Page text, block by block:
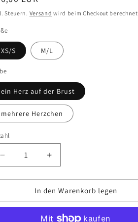
Steuern. Versand wird beim Checkout berechnet
XS/S M/L
ein Herz auf der Brust
mehrere Herzchen
Verringere
die
Menge
Sweatshirt
Erhöhe
die
Menge
für
Sweatshirt
green
In den Warenkorb legen